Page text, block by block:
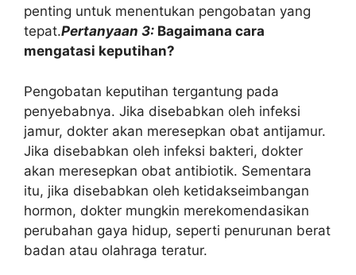
penting untuk menentukan pengobatan yang
tepat.Pertanyaan 3: Bagaimana cara
mengatasi keputihan?
Pengobatan keputihan tergantung pada
penyebabnya. Jika disebabkan oleh infeksi
jamur, dokter akan meresepkan obat antijamur.
Jika disebabkan oleh infeksi bakteri, dokter
akan meresepkan obat antibiotik. Sementara
itu, jika disebabkan oleh ketidakseimbangan
hormon, dokter mungkin merekomendasikan
perubahan gaya hidup, seperti penurunan berat
badan atau olahraga teratur.